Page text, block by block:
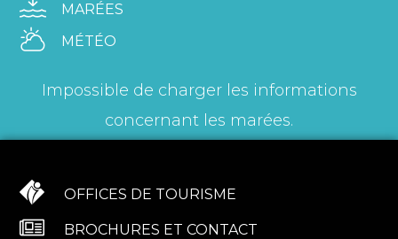
MARÉES
MÉTÉO
Impossible de charger les informations
concernant les marées.
OFFICES DE TOURISME
BROCHURES ET CONTACT